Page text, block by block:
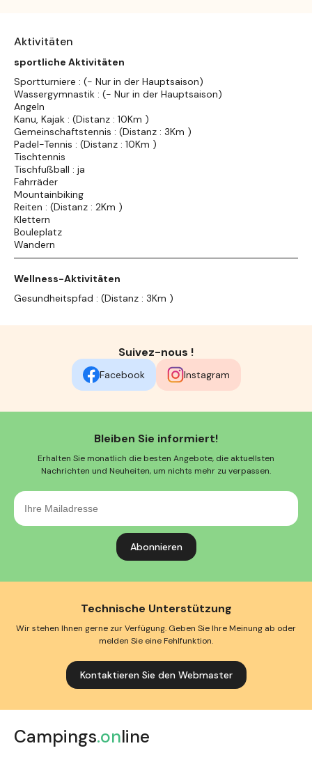
Aktivitäten
sportliche Aktivitäten
Sportturniere : (- Nur in der Hauptsaison)
Wassergymnastik : (- Nur in der Hauptsaison)
Angeln
Kanu, Kajak : (Distanz : 10Km )
Gemeinschaftstennis : (Distanz : 3Km )
Padel-Tennis : (Distanz : 10Km )
Tischtennis
Tischfußball : ja
Fahrräder
Mountainbiking
Reiten : (Distanz : 2Km )
Klettern
Bouleplatz
Wandern
Wellness-Aktivitäten
Gesundheitspfad : (Distanz : 3Km )
Suivez-nous !
Facebook Instagram
Bleiben Sie informiert!
Erhalten Sie monatlich die besten Angebote, die aktuellsten
Nachrichten und Neuheiten, um nichts mehr zu verpassen.
Ihre
Mailadresse
Technische Unterstützung
Wir stehen Ihnen gerne zur Verfügung. Geben Sie Ihre Meinung ab oder
melden Sie eine Fehlfunktion.
Kontaktieren Sie den Webmaster
Campings.online